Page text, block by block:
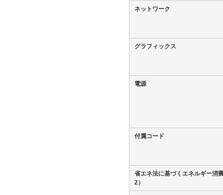
ネットワーク
グラフィックス
電源
付属コード
省エネ法に基づくエネルギー消
2）